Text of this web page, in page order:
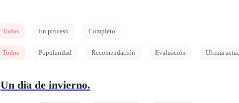
Todos En proceso Completo
Todos Popularidad Recomendación Evaluación Última
Un dia de invierno.